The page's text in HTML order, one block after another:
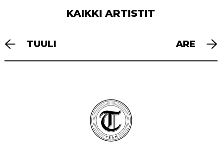
KAIKKI ARTISTIT
ARTIKKELIEN
SELAUS
TUULI ARE